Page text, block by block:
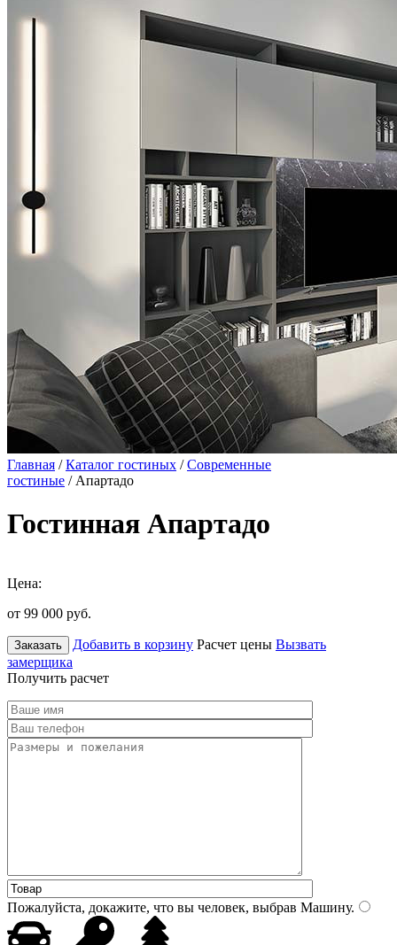
Главная /Каталог гостиных /Современные
гостиные / Апартадо
Гостинная Апартадо
Цена:
от 99 000 руб.
Заказать Добавить в корзину Расчет цены Вызвать
замерщика
Получить расчет
Пожалуйста, докажите, что вы человек, выбрав Машину.